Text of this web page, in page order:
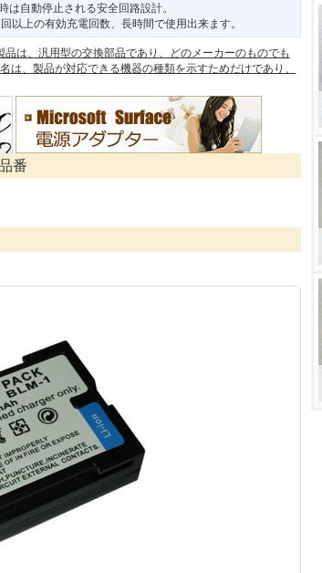
は自動停止される安全回路設計。
以上の有効充電回数、長時間で使用出来ます。
は、汎用型の交換部品であり、どのメーカーのものでも
は、製品が対応できる機器の種類を示すためだけであり、
番